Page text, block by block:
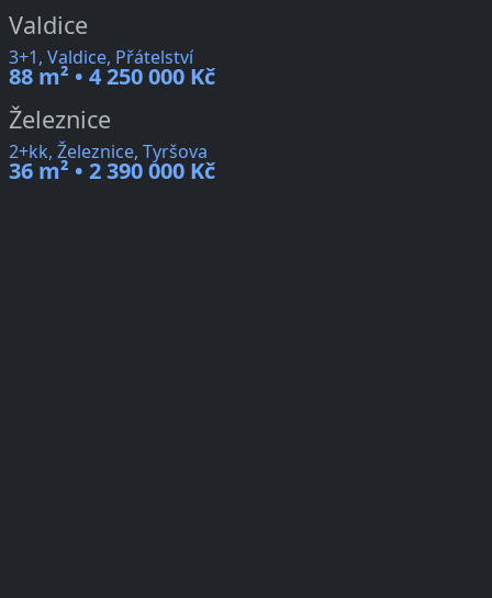
Valdice
3+1, Valdice, Přátelství
88 m² • 4 250 000 Kč
Železnice
2+kk, Železnice, Tyršova
36 m² • 2 390 000 Kč